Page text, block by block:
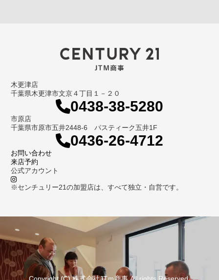
木更津店
千葉県木更津市文京４丁目１－２０
0438-38-5280
市原店
千葉県市原市五井2448-6 パスティーク五井1F
0436-26-4712
お問い合わせ
来店予約
公式アカウント
※センチュリー21の加盟店は、すべて独立・自営です。